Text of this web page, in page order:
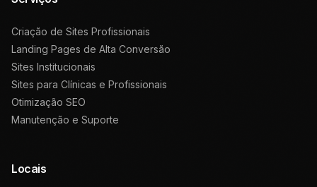
Criação de Sites Profissionais
Landing Pages de Alta Conversão
Sites Institucionais
Sites para Clínicas e Profissionais
Otimização SEO
Manutenção e Suporte
Locais